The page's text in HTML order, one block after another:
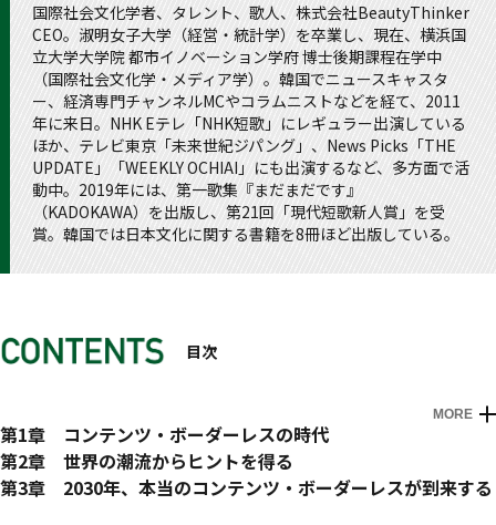
国際社会文化学者、タレント、歌人、株式会社BeautyThinker
CEO。淑明女子大学（経営・統計学）を卒業し、現在、横浜国
立大学大学院 都市イノベーション学府 博士後期課程在学中
（国際社会文化学・メディア学）。韓国でニュースキャスタ
ー、経済専門チャンネルMCやコラムニストなどを経て、2011
年に来日。NHK Eテレ「NHK短歌」にレギュラー出演している
ほか、テレビ東京「未来世紀ジパング」、News Picks「THE
UPDATE」「WEEKLY OCHIAI」にも出演するなど、多方面で活
動中。2019年には、第一歌集『まだまだです』
（KADOKAWA）を出版し、第21回「現代短歌新人賞」を受
賞。韓国では日本文化に関する書籍を8冊ほど出版している。
目次
MORE
はじめに
第1章 コンテンツ・ボーダーレスの時代
デジタルトランスフォーメーションで変化するコンテンツの価
値
第2章 世界の潮流からヒントを得る
新しいコンテンツ戦略
第3章 2030年、本当のコンテンツ・ボーダーレスが到来する